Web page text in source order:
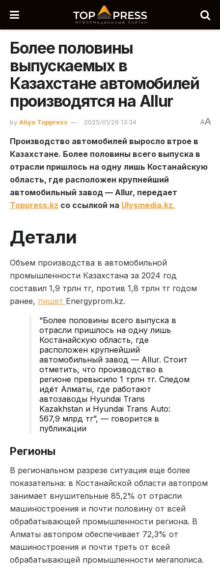
Более половины
выпускаемых в
Казахстане автомобилей
производятся на Allur
by Aliya Toppress 2025/01/29 13:34 AA
Производство автомобилей выросло втрое в
Казахстане. Более половины всего выпуска в
отрасли пришлось на одну лишь Костанайскую
область, где расположен крупнейший
автомобильный завод — Allur, передает
Toppress.kz со ссылкой на Ulysmedia.kz.
Детали
Объем производства в автомобильной
промышленности Казахстана за 2024 год
составил 1,9 трлн тг, против 1,8 трлн тг годом
ранее, пишет Energyprom.kz.
“Более половины всего выпуска в
отрасли пришлось на одну лишь
Костанайскую область, где
расположен крупнейший
автомобильный завод — Allur. Стоит
отметить, что производство в
регионе превысило 1 трлн тг. Следом
идёт Алматы, где работают
автозаводы Hyundai Trans
Kazakhstan и Hyundai Trans Auto:
567,9 млрд тг”, — говорится в
публикации
Регионы
В региональном разрезе ситуация еще более
показательна: в Костанайской области автопром
занимает внушительные 85,2% от отрасли
машиностроения и почти половину от всей
обрабатывающей промышленности региона. В
Алматы автопром обеспечивает 72,3% от
машиностроения и почти треть от всей
обрабатывающей промышленности мегаполиса.